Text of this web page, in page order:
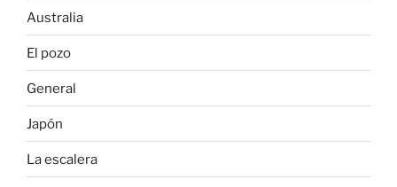
Australia
El pozo
General
Japón
La escalera